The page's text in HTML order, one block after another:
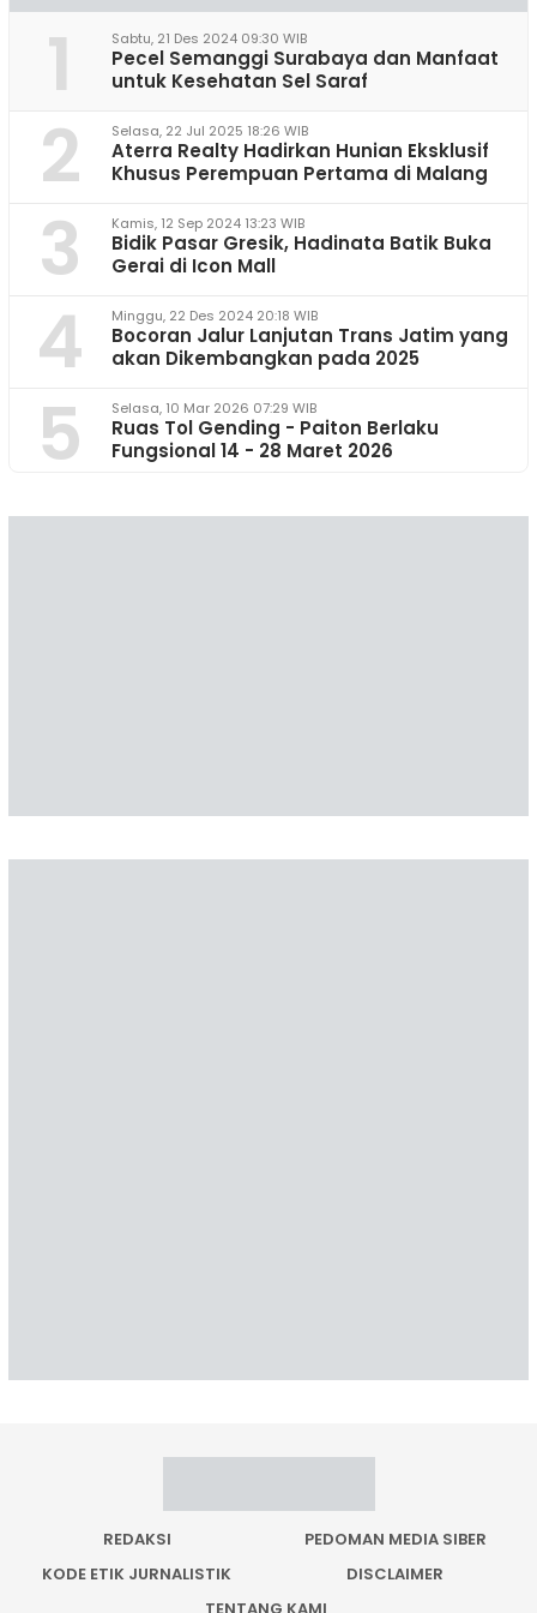
1 Sabtu, 21 Des 2024 09:30 WIB
Pecel Semanggi Surabaya dan Manfaat
untuk Kesehatan Sel Saraf
2 Selasa, 22 Jul 2025 18:26 WIB
Aterra Realty Hadirkan Hunian Eksklusif
Khusus Perempuan Pertama di Malang
3 Kamis, 12 Sep 2024 13:23 WIB
Bidik Pasar Gresik, Hadinata Batik Buka
Gerai di Icon Mall
4 Minggu, 22 Des 2024 20:18 WIB
Bocoran Jalur Lanjutan Trans Jatim yang
akan Dikembangkan pada 2025
5 Selasa, 10 Mar 2026 07:29 WIB
Ruas Tol Gending - Paiton Berlaku
Fungsional 14 - 28 Maret 2026
REDAKSI
PEDOMAN MEDIA SIBER
KODE ETIK JURNALISTIK
DISCLAIMER